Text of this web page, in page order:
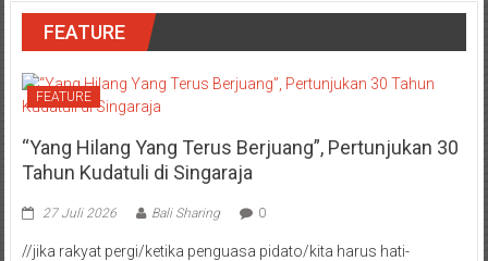
FEATURE
FEATURE
“Yang Hilang Yang Terus Berjuang”, Pertunjukan 30
Tahun Kudatuli di Singaraja
27 Juli 2026 Bali Sharing 0
//jika rakyat pergi/ketika penguasa pidato/kita harus hati-